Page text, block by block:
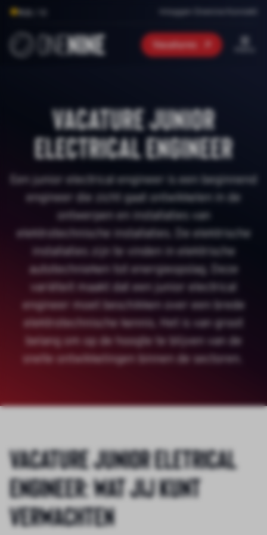
9.0 Inloggen Onenine Konnekt
Vacatures
Vacature junior
electrical engineer
Een junior electrical engineer is een beginnend
engineer die zicht gaat ontwikkelen in de
ontwerpen en installaties van
elektrotechnische installaties. De elektrische
installaties zijn te vinden in elektrische
autotechnieken tot energieopslag. Deze
variëteit maakt dat een junior electrical
engineer moet beschikken over een brede
elektrotechnische kennis. Het is van groot
belang om op de hoogte te blijven van de
snelle ontwikkelingen binnen de sectoren.
Vacature junior eletrical
engineer: wat jij kunt
verwachten